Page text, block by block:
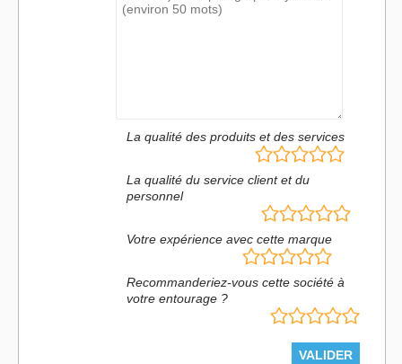
La qualité des produits et des services
La qualité du service client et du
personnel
Votre expérience avec cette marque
Recommanderiez-vous cette société à
votre entourage ?